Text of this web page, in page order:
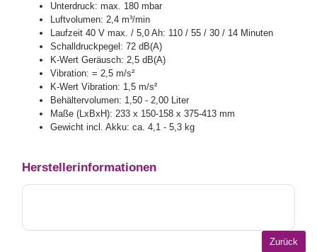
Unterdruck: max. 180 mbar
Luftvolumen: 2,4 m³/min
Laufzeit 40 V max. / 5,0 Ah: 110 / 55 / 30 / 14 Minuten
Schalldruckpegel: 72 dB(A)
K-Wert Geräusch: 2,5 dB(A)
Vibration: = 2,5 m/s²
K-Wert Vibration: 1,5 m/s²
Behältervolumen: 1,50 - 2,00 Liter
Maße (LxBxH): 233 x 150-158 x 375-413 mm
Gewicht incl. Akku: ca. 4,1 - 5,3 kg
Herstellerinformationen